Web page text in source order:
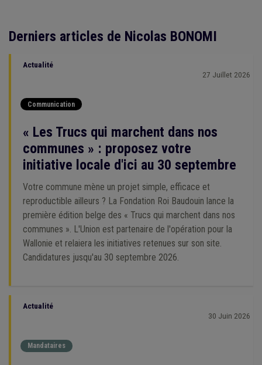
Derniers articles de Nicolas BONOMI
Actualité
27 Juillet 2026
Communication
« Les Trucs qui marchent dans nos
communes » : proposez votre
initiative locale d'ici au 30 septembre
Votre commune mène un projet simple, efficace et
reproductible ailleurs ? La Fondation Roi Baudouin lance la
première édition belge des « Trucs qui marchent dans nos
communes ». L'Union est partenaire de l'opération pour la
Wallonie et relaiera les initiatives retenues sur son site.
Candidatures jusqu'au 30 septembre 2026.
Actualité
30 Juin 2026
Mandataires